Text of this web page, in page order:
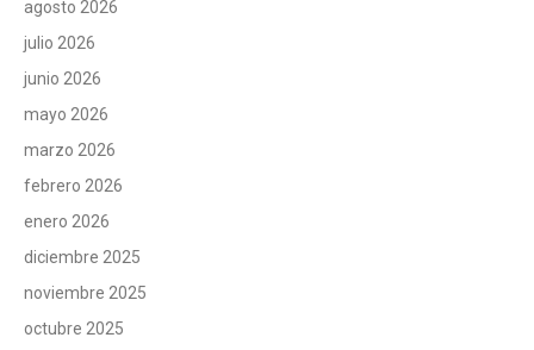
agosto 2026
julio 2026
junio 2026
mayo 2026
marzo 2026
febrero 2026
enero 2026
diciembre 2025
noviembre 2025
octubre 2025